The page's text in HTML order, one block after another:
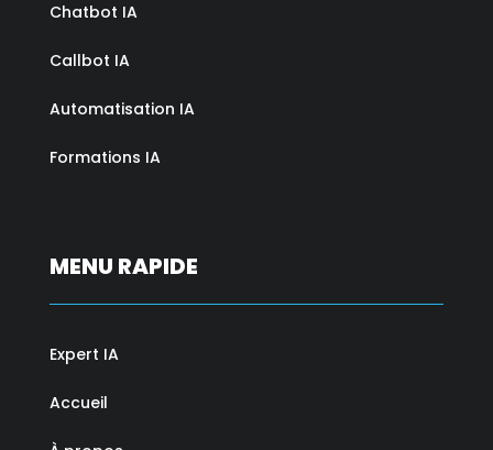
Chatbot IA
Callbot IA
Automatisation IA
Formations IA
MENU RAPIDE
Expert IA
Accueil